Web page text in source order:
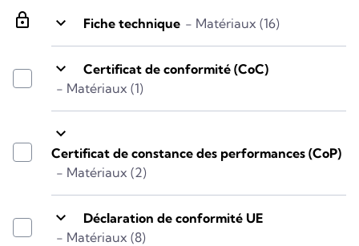
lock keyboard_arrow_down Fiche technique - Matériaux (16)
keyboard_arrow_down
Certificat de conformité (CoC)
- Matériaux (1)
keyboard_arrow_down
Certificat de constance des performances (CoP)
- Matériaux (2)
keyboard_arrow_down
Déclaration de conformité UE
- Matériaux (8)